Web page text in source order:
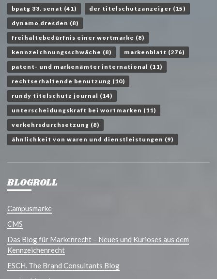
bpatg 33. senat (41) der titelschutzanzeiger (15)
dynamo dresden (8)
freihaltebedürfnis einer wortmarke (8)
kennzeichnungsschwäche (8) markenblatt (276)
patent- und markenämter international (11)
rechtserhaltende benutzung (10)
rundy titelschutz journal (14)
unterscheidungskraft bei wortmarken (11)
verkehrsdurchsetzung (8)
ähnlichkeit von waren und dienstleistungen (9)
BLOGROLL
Campusmarke
CMS
Das Blog für Markenrecht – Neues und Kurioses aus dem
Kennzeichenrecht
ESCH. The Brand Consultants Blog